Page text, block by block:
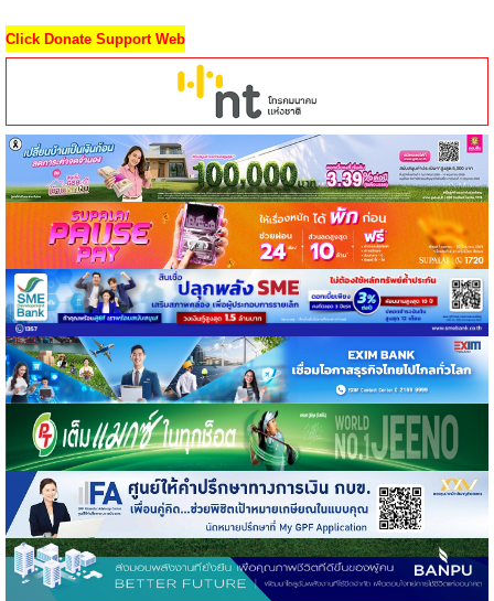
Click Donate Support Web